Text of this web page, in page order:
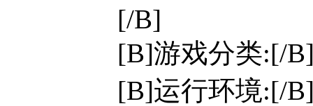
[/B]
[B]游戏分类:[/
[B]运行环境:[/